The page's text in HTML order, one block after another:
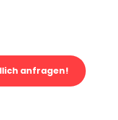
anfragen!